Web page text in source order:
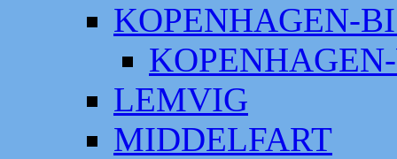
KOPENHAGEN-
LEMVIG
MIDDELFART